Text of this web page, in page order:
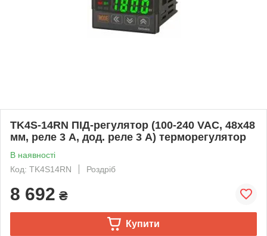
TK4S-14RN ПІД-регулятор (100-240 VAC, 48x48
мм, реле 3 А, дод. реле 3 А) терморегулятор
В наявності
Код: TK4S14RN
Роздріб
8 692 ₴
Купити